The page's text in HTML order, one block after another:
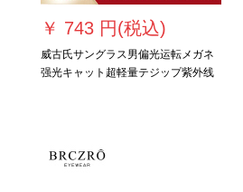
￥ 743 円(税込)
威古氏サングラス男偏光运転メガネ
强光キャット超軽量テジップ紫外线